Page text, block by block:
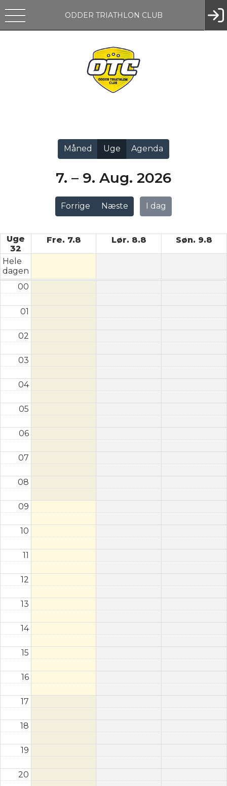
ODDER TRIATHLON CLUB
Forrige Næste I dag
7. – 9. Aug. 2026
Måned Uge Agenda
Uge
32
Fre. 7.8 Lør. 8.8 Søn. 9.8
Hele
dagen
00
01
02
03
04
05
06
07
08
09
10
11
12
13
14
15
16
17
18
19
20